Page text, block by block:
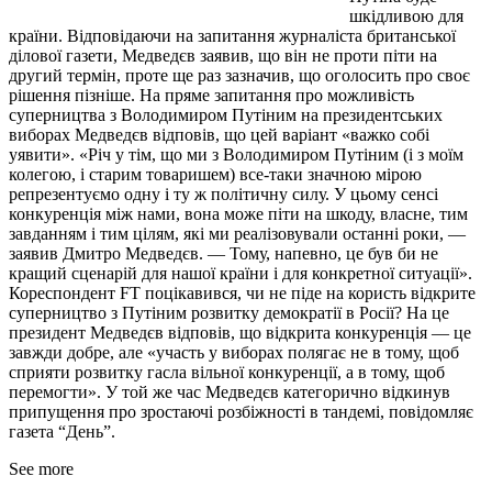
шкідливою для
країни. Відповідаючи на запитання журналіста британської
ділової газети, Медведєв заявив, що він не проти піти на
другий термін, проте ще раз зазначив, що оголосить про своє
рішення пізніше. На пряме запитання про можливість
суперництва з Володимиром Путіним на президентських
виборах Медведєв відповів, що цей варіант «важко собі
уявити». «Річ у тім, що ми з Володимиром Путіним (і з моїм
колегою, і старим товаришем) все-таки значною мірою
репрезентуємо одну і ту ж політичну силу. У цьому сенсі
конкуренція між нами, вона може піти на шкоду, власне, тим
завданням і тим цілям, які ми реалізовували останні роки, —
заявив Дмитро Медведєв. — Тому, напевно, це був би не
кращий сценарій для нашої країни і для конкретної ситуації».
Кореспондент FT поцікавився, чи не піде на користь відкрите
суперництво з Путіним розвитку демократії в Росії? На це
президент Медведєв відповів, що відкрита конкуренція — це
завжди добре, але «участь у виборах полягає не в тому, щоб
сприяти розвитку гасла вільної конкуренції, а в тому, щоб
перемогти». У той же час Медведєв категорично відкинув
припущення про зростаючі розбіжності в тандемі, повідомляє
газета “День”.
See more